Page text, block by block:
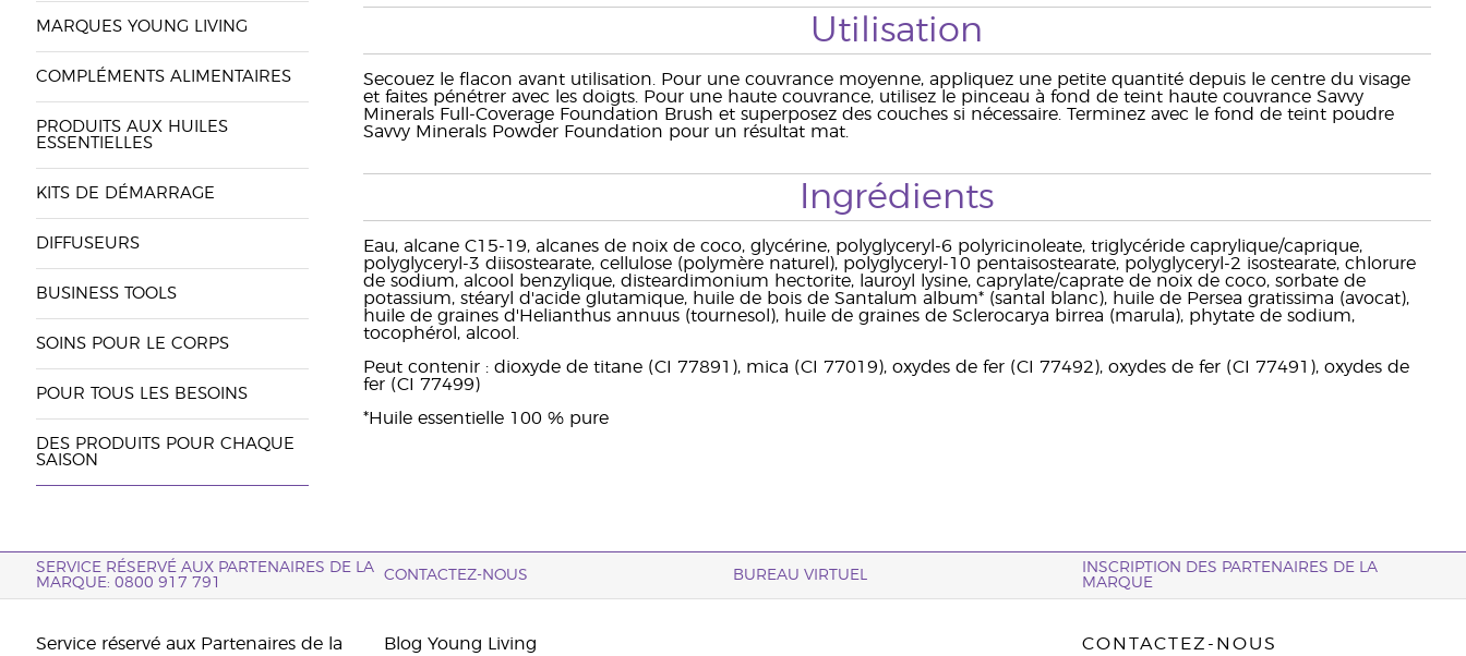
MARQUES YOUNG LIVING
COMPLÉMENTS ALIMENTAIRES
PRODUITS AUX HUILES
ESSENTIELLES
KITS DE DÉMARRAGE
DIFFUSEURS
BUSINESS TOOLS
SOINS POUR LE CORPS
POUR TOUS LES BESOINS
DES PRODUITS POUR CHAQUE
SAISON
Utilisation
Secouez le flacon avant utilisation. Pour une couvrance moyenne, appliquez une petite quantité depuis le centre du visage
et faites pénétrer avec les doigts. Pour une haute couvrance, utilisez le pinceau à fond de teint haute couvrance Savvy
Minerals Full-Coverage Foundation Brush et superposez des couches si nécessaire. Terminez avec le fond de teint poudre
Savvy Minerals Powder Foundation pour un résultat mat.
Ingrédients
Eau, alcane C15-19, alcanes de noix de coco, glycérine, polyglyceryl-6 polyricinoleate, triglycéride caprylique/caprique,
polyglyceryl-3 diisostearate, cellulose (polymère naturel), polyglyceryl-10 pentaisostearate, polyglyceryl-2 isostearate, chlorure
de sodium, alcool benzylique, disteardimonium hectorite, lauroyl lysine, caprylate/caprate de noix de coco, sorbate de
potassium, stéaryl d'acide glutamique, huile de bois de Santalum album* (santal blanc), huile de Persea gratissima (avocat),
huile de graines d'Helianthus annuus (tournesol), huile de graines de Sclerocarya birrea (marula), phytate de sodium,
tocophérol, alcool.
Peut contenir : dioxyde de titane (CI 77891), mica (CI 77019), oxydes de fer (CI 77492), oxydes de fer (CI 77491), oxydes de
fer (CI 77499)
*Huile essentielle 100 % pure
SERVICE RÉSERVÉ AUX PARTENAIRES DE LA
MARQUE: 0800 917 791
CONTACTEZ-NOUS BUREAU VIRTUEL
INSCRIPTION DES PARTENAIRES DE LA
MARQUE
Service réservé aux Partenaires de la Blog Young Living CONTACTEZ-NOUS